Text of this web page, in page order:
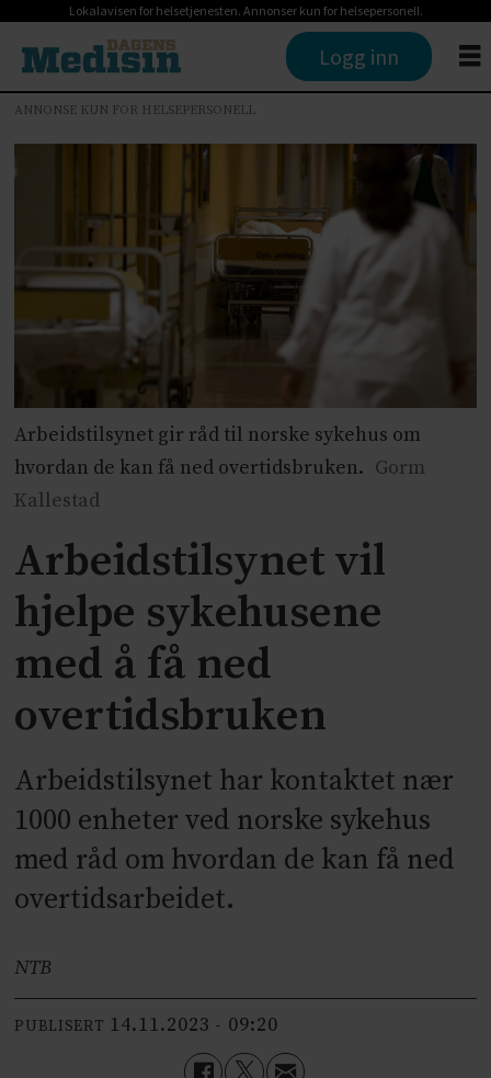
Lokalavisen for helsetjenesten. Annonser kun for helsepersonell.
Logg inn
ANNONSE KUN FOR HELSEPERSONELL
Arbeidstilsynet gir råd til norske sykehus om
hvordan de kan få ned overtidsbruken. Gorm
Kallestad
Arbeidstilsynet vil
hjelpe sykehusene
med å få ned
overtidsbruken
Arbeidstilsynet har kontaktet nær
1000 enheter ved norske sykehus
med råd om hvordan de kan få ned
overtidsarbeidet.
NTB
PUBLISERT 14.11.2023 - 09:20